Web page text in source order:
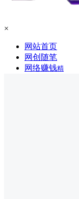
×
网站首页
网创随笔
网络赚钱精